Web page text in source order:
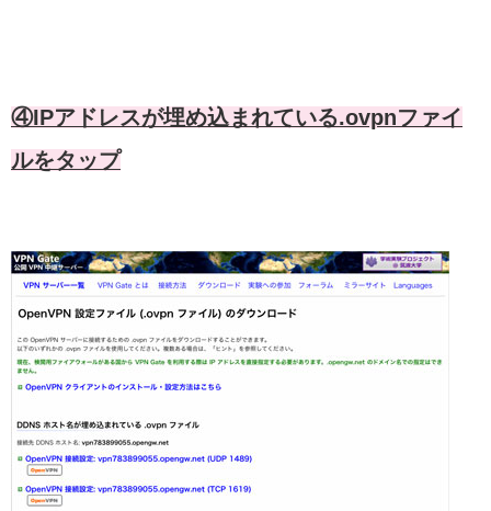
④IPアドレスが埋め込まれている.ovpnファイ
ルをタップ